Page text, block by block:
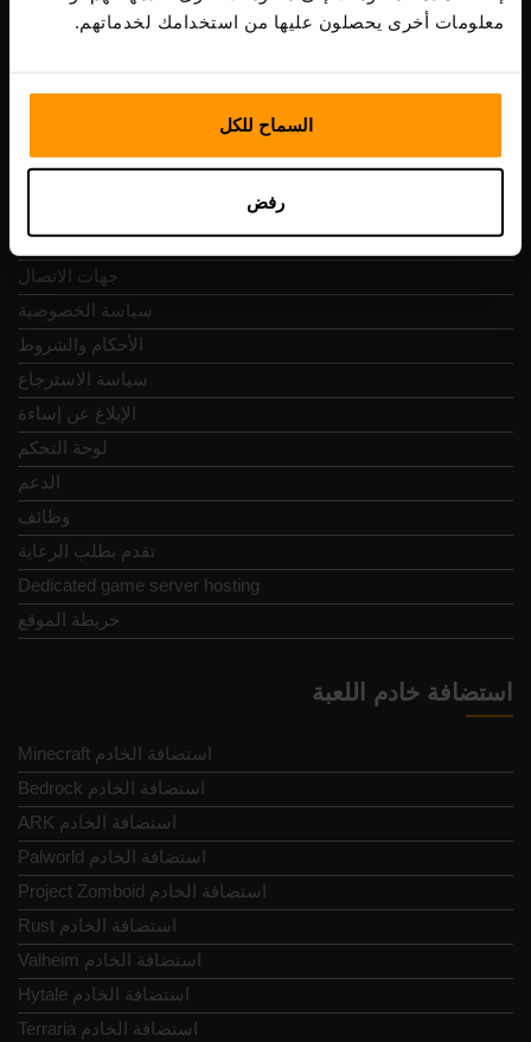
معلومات أخرى يحصلون عليها من استخدامك لخدماتهم.
السماح للكل
رفض
عنوان: Harju maakond, Tallinn, Kesklinna linnaosa,
Vesivärava tn 50-201, 10152
التنقل السريع
المراجعات
جهات الاتصال
سياسة الخصوصية
الأحكام والشروط
سياسة الاسترجاع
الإبلاغ عن إساءة
لوحة التحكم
الدعم
وظائف
تقدم بطلب الرعاية
Dedicated game server hosting
خريطة الموقع
استضافة خادم اللعبة
Minecraft استضافة الخادم
Bedrock استضافة الخادم
ARK استضافة الخادم
Palworld استضافة الخادم
Project Zomboid استضافة الخادم
Rust استضافة الخادم
Valheim استضافة الخادم
Hytale استضافة الخادم
Terraria استضافة الخادم